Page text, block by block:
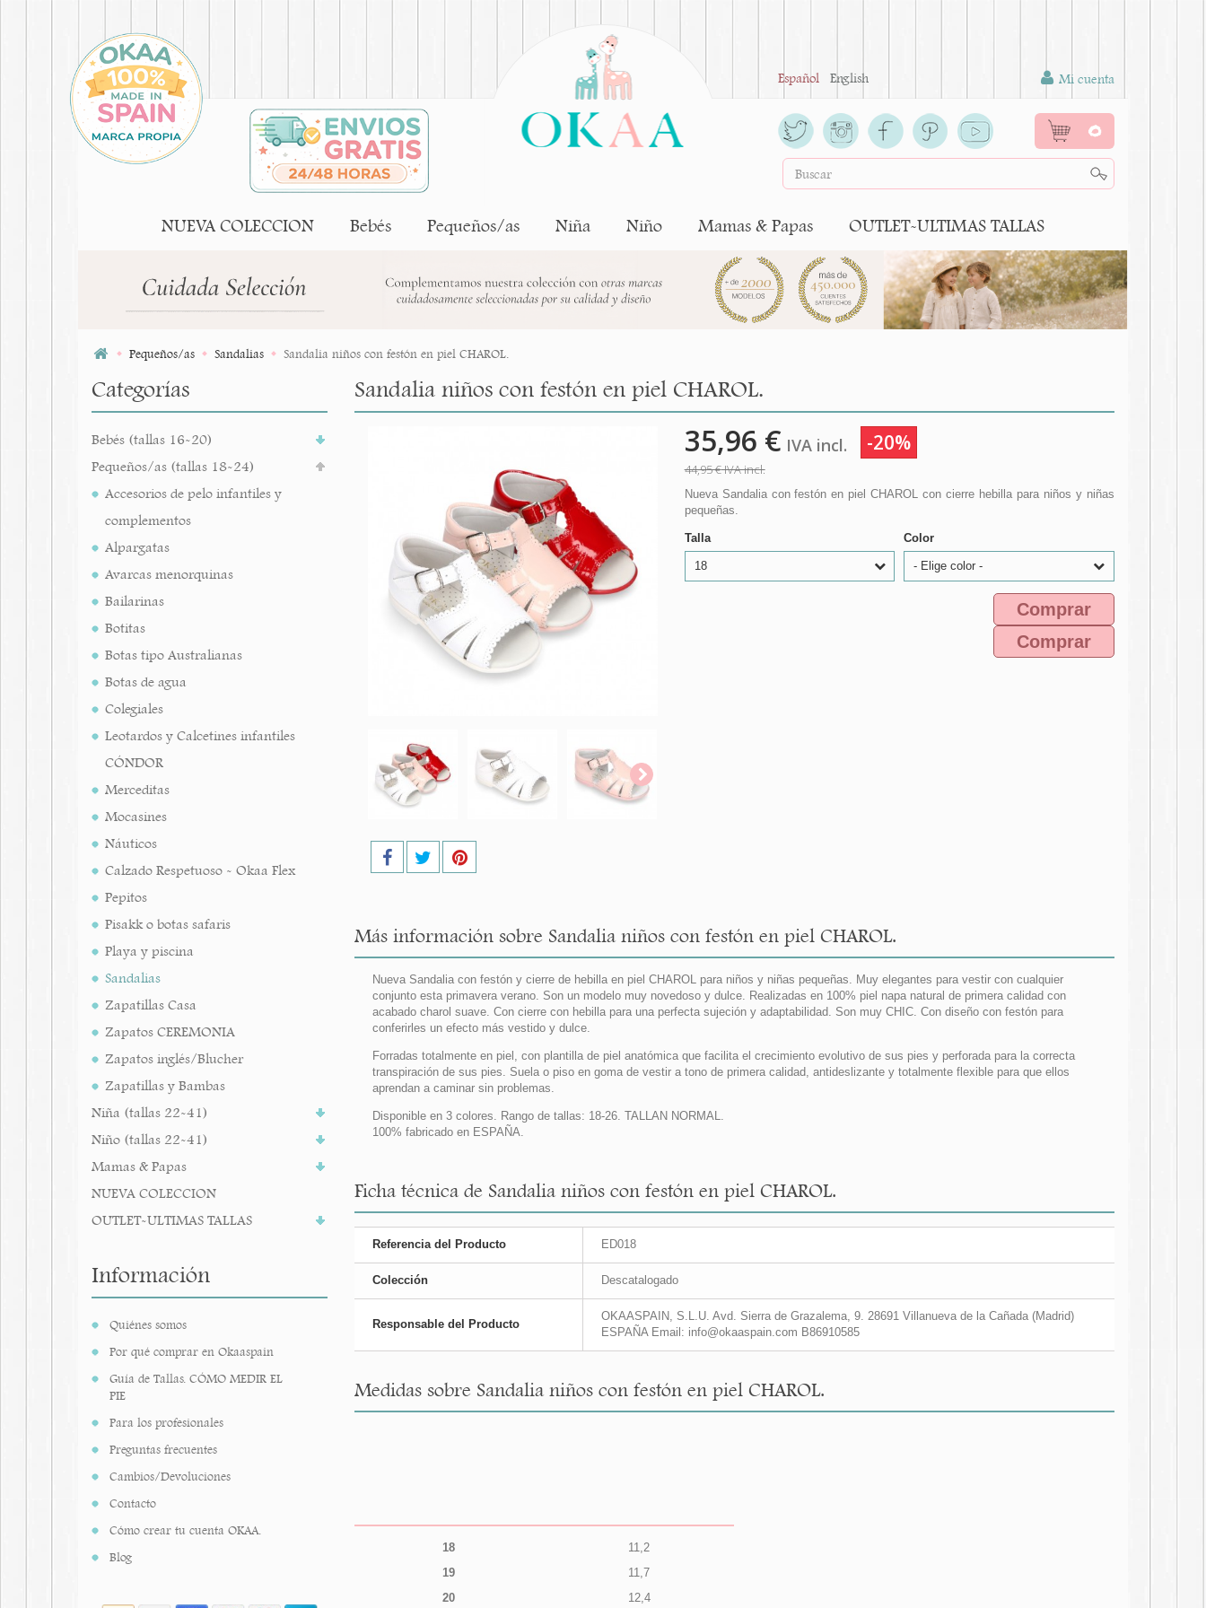
Español English Mi cuenta
0
NUEVA COLECCION Bebés Pequeños/as Niña Niño Mamas & Papas OUTLET-ULTIMAS TALLAS
Pequeños/as Sandalias Sandalia niños con festón en piel CHAROL.
Categorías
Bebés (tallas 16-20)
Pequeños/as (tallas 18-24)
Accesorios de pelo infantiles y
complementos
Alpargatas
Avarcas menorquinas
Bailarinas
Botitas
Botas tipo Australianas
Botas de agua
Colegiales
Leotardos y Calcetines infantiles
CÓNDOR
Merceditas
Mocasines
Náuticos
Calzado Respetuoso - Okaa Flex
Pepitos
Pisakk o botas safaris
Playa y piscina
Sandalias
Zapatillas Casa
Zapatos CEREMONIA
Zapatos inglés/Blucher
Zapatillas y Bambas
Niña (tallas 22-41)
Niño (tallas 22-41)
Mamas & Papas
NUEVA COLECCION
OUTLET-ULTIMAS TALLAS
Información
Quiénes somos
Por qué comprar en Okaaspain
Guía de Tallas. CÓMO MEDIR EL
PIE
Para los profesionales
Preguntas frecuentes
Cambios/Devoluciones
Contacto
Cómo crear tu cuenta OKAA.
Blog
Sandalia niños con festón en piel CHAROL.
35,96 € IVA incl. -20%
44,95 €IVA incl.
Nueva Sandalia con festón en piel CHAROL con cierre hebilla para niños y niñas
pequeñas.
Talla
18
Color
- Elige color -
Comprar
Comprar
Más información sobre Sandalia niños con festón en piel CHAROL.
Nueva Sandalia con festón y cierre de hebilla en piel CHAROL para niños y niñas pequeñas. Muy elegantes para vestir con cualquier
conjunto esta primavera verano. Son un modelo muy novedoso y dulce. Realizadas en 100% piel napa natural de primera calidad con
acabado charol suave. Con cierre con hebilla para una perfecta sujeción y adaptabilidad. Son muy CHIC. Con diseño con festón para
conferirles un efecto más vestido y dulce.
Forradas totalmente en piel, con plantilla de piel anatómica que facilita el crecimiento evolutivo de sus pies y perforada para la correcta
transpiración de sus pies. Suela o piso en goma de vestir a tono de primera calidad, antideslizante y totalmente flexible para que ellos
aprendan a caminar sin problemas.
Disponible en 3 colores. Rango de tallas: 18-26. TALLAN NORMAL.
100% fabricado en ESPAÑA.
Ficha técnica de Sandalia niños con festón en piel CHAROL.
Referencia del Producto ED018
Colección Descatalogado
Responsable del Producto
OKAASPAIN, S.L.U. Avd. Sierra de Grazalema, 9. 28691 Villanueva de la Cañada (Madrid)
ESPAÑA Email: info@okaaspain.com B86910585
Medidas sobre Sandalia niños con festón en piel CHAROL.
18
11,2
19
11,7
20
12,4